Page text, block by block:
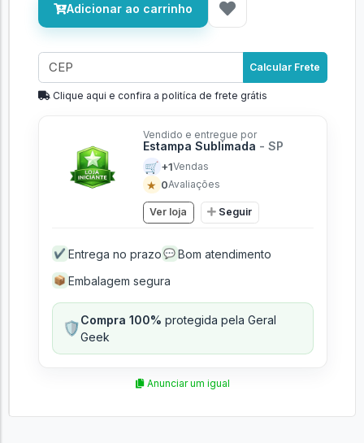
Adicionar ao carrinho
Calcular Frete
Clique aqui e confira a politíca de frete grátis
Vendido e entregue por
Estampa Sublimada - SP
🛒 +1Vendas
★ 0Avaliações
Ver loja Seguir
✔ Entrega no prazo 💬 Bom atendimento
📦 Embalagem segura
🛡️Compra 100% protegida pela Geral
Geek
Anunciar um igual